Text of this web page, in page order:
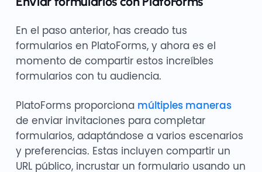
En el paso anterior, has creado tus
formularios en PlatoForms, y ahora es el
momento de compartir estos increíbles
formularios con tu audiencia.
PlatoForms proporciona múltiples maneras
de enviar invitaciones para completar
formularios, adaptándose a varios escenarios
y preferencias. Estas incluyen compartir un
URL público, incrustar un formulario usando un